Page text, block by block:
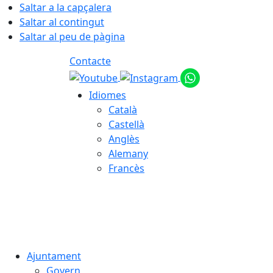
Saltar a la capçalera
Saltar al contingut
Saltar al peu de pàgina
Contacte
Idiomes
Català
Castellà
Anglès
Alemany
Francès
Ajuntament